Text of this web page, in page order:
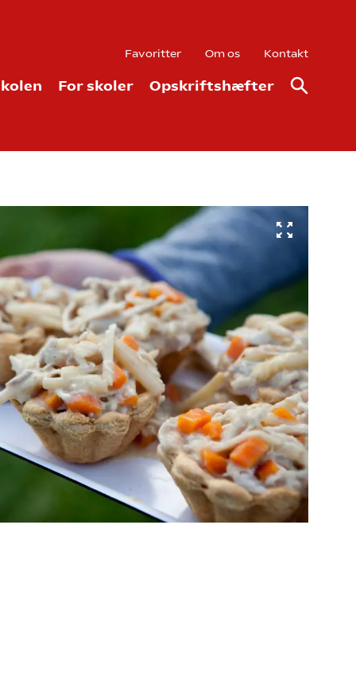
Favoritter Om os Kontakt
For skoler Opskriftshæfter